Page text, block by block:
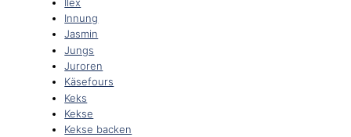
Innung
Jasmin
Jungs
Juroren
Käsefours
Keks
Kekse
Kekse backen